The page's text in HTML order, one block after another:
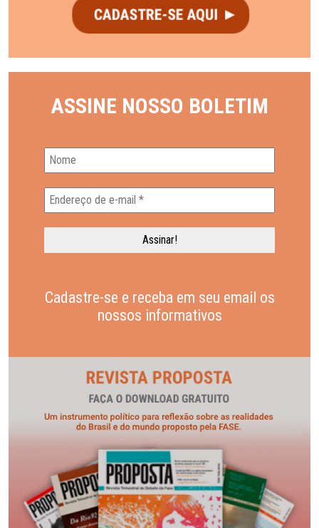
ASSINE NOSSO BOLETIM
Cadastre-se e receba em seu email os
nossos informativos